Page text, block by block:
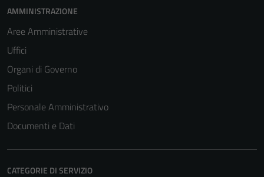
AMMINISTRAZIONE
Aree Amministrative
Uffici
Organi di Governo
Politici
Personale Amministrativo
Documenti e Dati
CATEGORIE DI SERVIZIO